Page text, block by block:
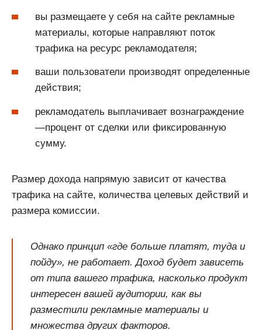
вы размещаете у себя на сайте рекламные
материалы, которые направляют поток
трафика на ресурс рекламодателя;
ваши пользователи производят определенные
действия;
рекламодатель выплачивает вознаграждение
—процент от сделки или фиксированную
сумму.
Размер дохода напрямую зависит от качества
трафика на сайте, количества целевых действий и
размера комиссии.
Однако принцип «где больше платят, туда и
пойду», не работает. Доход будет зависеть
от типа вашего трафика, насколько продукт
интересен вашей аудитории, как вы
разместили рекламные материалы и
множества других факторов.